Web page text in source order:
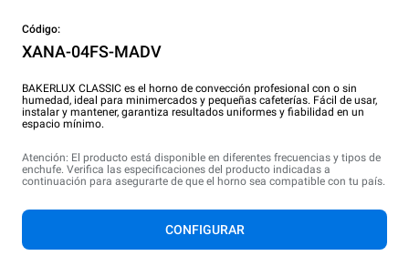
Código:
XANA-04FS-MADV
BAKERLUX CLASSIC es el horno de convección profesional con o sin
humedad, ideal para minimercados y pequeñas cafeterías. Fácil de usar,
instalar y mantener, garantiza resultados uniformes y fiabilidad en un
espacio mínimo.
Atención: El producto está disponible en diferentes frecuencias y tipos de
enchufe. Verifica las especificaciones del producto indicadas a
continuación para asegurarte de que el horno sea compatible con tu país.
CONFIGURAR